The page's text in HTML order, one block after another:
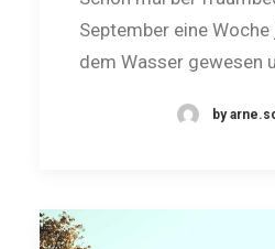
September eine
dem Was­ser gewesen
by